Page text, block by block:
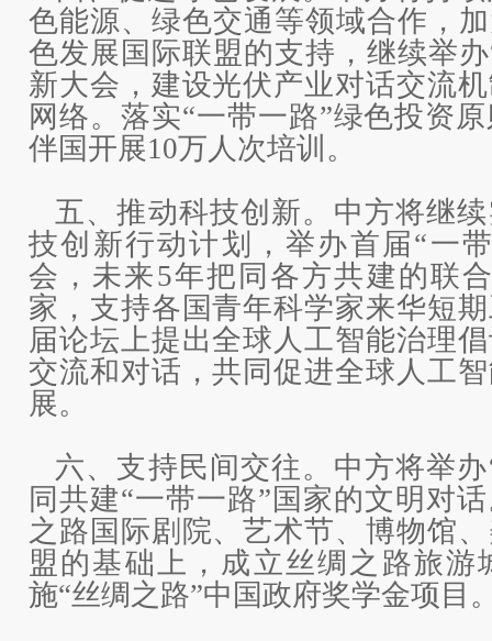
色能源、绿色交通等领域合作，
色发展国际联盟的支持，继续举
新大会，建设光伏产业对话交流
网络。落实“一带一路”绿色投资
伴国开展10万人次培训。
五、推动科技创新。中方将继
技创新行动计划，举办首届“一
会，未来5年把同各方共建的联
家，支持各国青年科学家来华短
届论坛上提出全球人工智能治理
交流和对话，共同促进全球人工
展。
六、支持民间交往。中方将举
同共建“一带一路”国家的文明对
之路国际剧院、艺术节、博物馆
盟的基础上，成立丝绸之路旅游
施“丝绸之路”中国政府奖学金项目